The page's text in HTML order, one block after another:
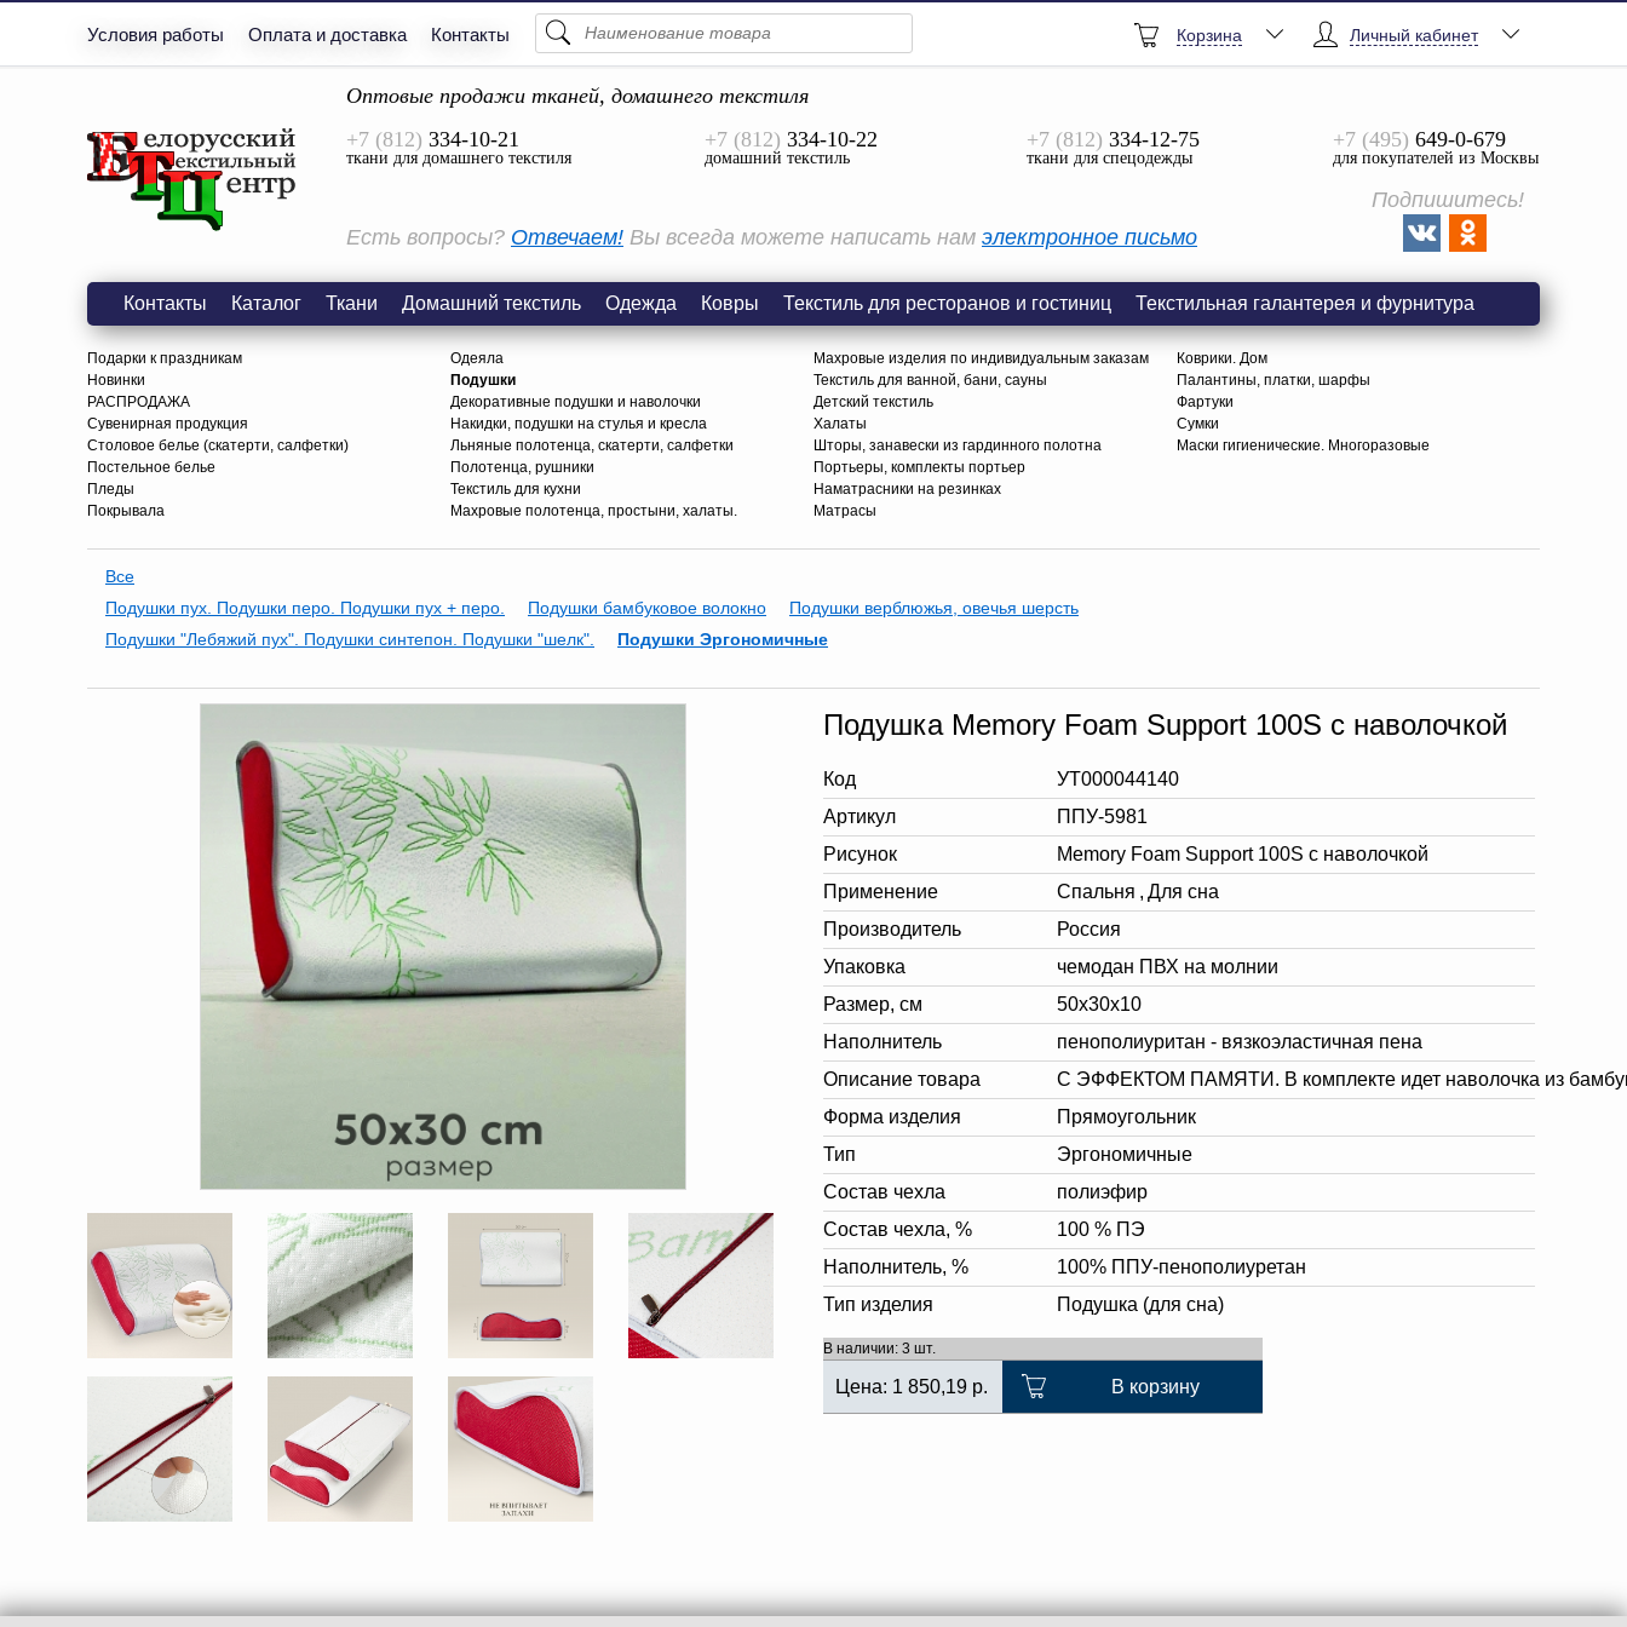
Условия работы Оплата и доставка Контакты
Просмотреть Все
Личный кабинет
Корзина
Оптовые продажи тканей, домашнего текстиля
+7 (812) 334-10-21
ткани для домашнего текстиля
+7 (812) 334-10-22
домашний текстиль
+7 (812) 334-12-75
ткани для спецодежды
+7 (495) 649-0-679
для покупателей из Москвы
Есть вопросы? Отвечаем! Вы всегда можете написать нам электронное письмо
Подпишитесь!
Контакты Каталог Ткани Домашний текстиль Одежда Ковры Текстиль для ресторанов и гостиниц Текстильная галантерея и фурнитура
Подарки к праздникам
Новинки
РАСПРОДАЖА
Сувенирная продукция
Столовое белье (скатерти, салфетки)
Постельное белье
Пледы
Покрывала
Одеяла
Подушки
Декоративные подушки и наволочки
Накидки, подушки на стулья и кресла
Льняные полотенца, скатерти, салфетки
Полотенца, рушники
Текстиль для кухни
Махровые полотенца, простыни, халаты.
Махровые изделия по индивидуальным заказам
Текстиль для ванной, бани, сауны
Детский текстиль
Халаты
Шторы, занавески из гардинного полотна
Портьеры, комплекты портьер
Наматрасники на резинках
Матрасы
Коврики. Дом
Палантины, платки, шарфы
Фартуки
Сумки
Маски гигиенические. Многоразовые
Все
Подушки пух. Подушки перо. Подушки пух + перо.
Подушки бамбуковое волокно
Подушки верблюжья, овечья шерсть
Подушки "Лебяжий пух". Подушки синтепон. Подушки "шелк".
Подушки Эргономичные
Подушка Memory Foam Support 100S с наволочкой
Код
УТ000044140
Артикул
ППУ-5981
Рисунок
Memory Foam Support 100S с наволочкой
Применение
Спальня , Для сна
Производитель
Россия
Упаковка
чемодан ПВХ на молнии
Размер, см
50х30х10
Наполнитель
пенополиуритан - вязкоэластичная пена
Описание товара
С ЭФФЕКТОМ ПАМЯТИ. В комплекте идет наволочка из
Форма изделия
Прямоугольник
Тип
Эргономичные
Состав чехла
полиэфир
Состав чехла, %
100 % ПЭ
Наполнитель, %
100% ППУ-пенополиуретан
Тип изделия
Подушка (для сна)
В наличии: 3 шт.
Цена: 1 850,19 р. В корзину